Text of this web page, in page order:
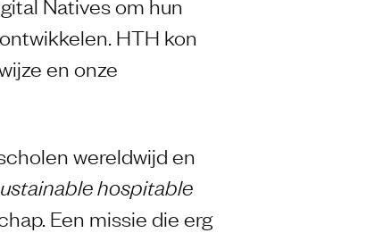
HTH kon
en onze
wereldwijd en
hospitable
Een missie die erg